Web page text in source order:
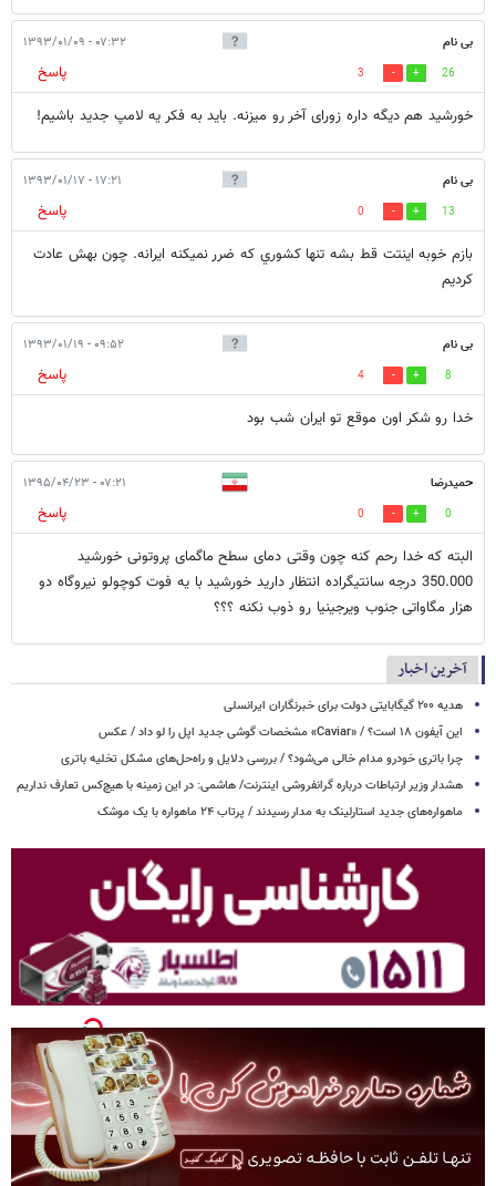
بی نام ۰۷:۳۲ - ۱۳۹۳/۰۱/۰۹
26
3
پاسخ
خورشید هم دیگه داره زورای آخر رو میزنه. باید به فکر یه لامپ جدید باشیم!
بی نام ۱۷:۲۱ - ۱۳۹۳/۰۱/۱۷
13
0
پاسخ
بازم خوبه اينتت قط بشه تنها كشوري كه ضرر نميكنه ايرانه. چون بهش عادت
كرديم
بی نام ۰۹:۵۲ - ۱۳۹۳/۰۱/۱۹
8
4
پاسخ
خدا رو شکر اون موقع تو ایران شب بود
حمیدرضا ۰۷:۲۱ - ۱۳۹۵/۰۴/۲۳
0
0
پاسخ
البته که خدا رحم کنه چون وقتی دمای سطح ماگمای پروتونی خورشید
350.000 درجه سانتیگراده انتظار دارید خورشید با یه فوت کوچولو نیروگاه دو
هزار مگاواتی جنوب ویرجینیا رو ذوب نکنه ؟؟؟
آخرین اخبار
هدیه ۲۰۰ گیگابایتی دولت برای خبرنگاران ایرانسلی
این آیفون ۱۸ است؟ / «Caviar» مشخصات گوشی جدید اپل را لو داد / عکس
چرا باتری خودرو مدام خالی می‌شود؟ / بررسی دلایل و راه‌حل‌های مشکل تخلیه باتری
هشدار وزیر ارتباطات درباره گرانفروشی اینترنت/ هاشمی: در این زمینه با هیچ‌کس تعارف نداریم
ماهواره‌های جدید استارلینک به مدار رسیدند / پرتاب ۲۴ ماهواره با یک موشک